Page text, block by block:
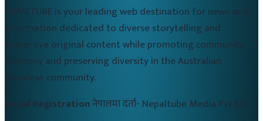
NEPALTUBE is your leading web destination for news and
information dedicated to diverse storytelling and
immersive original content while promoting community
harmony and preserving diversity in the Australian
Nepalese community.
Nepal Registrationनेपालमा दर्ता- Nepaltube Media Pvt Ltd